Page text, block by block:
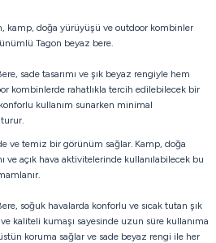
kamp, doğa yürüyüşü ve outdoor kombinler
Tagon beyaz bere.
sade tasarımı ve şık beyaz rengiyle hem
kombinlerde rahatlıkla tercih edilebilecek bir
kullanım sunarken minimal
ve temiz bir görünüm sağlar. Kamp, doğa
ve açık hava aktivitelerinde kullanılabilecek bu
soğuk havalarda konforlu ve sıcak tutan şık
kaliteli kumaşı sayesinde uzun süre kullanıma
koruma sağlar ve sade beyaz rengi ile her